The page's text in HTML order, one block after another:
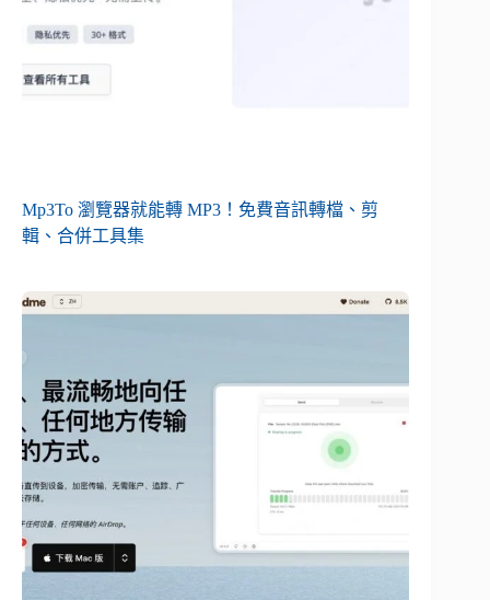
Mp3To 瀏覽器就能轉 MP3！免費音訊轉檔、剪
輯、合併工具集